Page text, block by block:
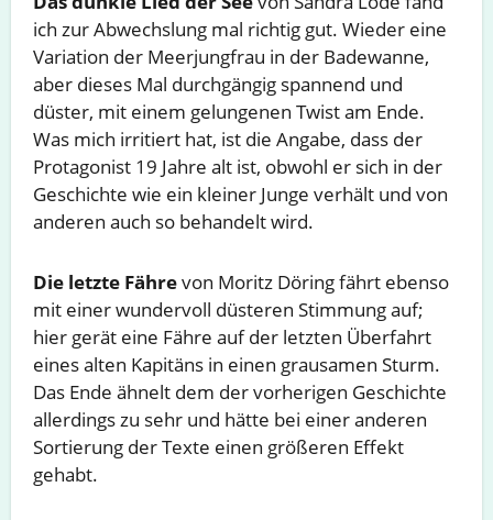
ich zur Abwechslung mal richtig gut. Wieder eine
Variation der Meerjungfrau in der Badewanne,
aber dieses Mal durchgängig spannend und
düster, mit einem gelungenen Twist am Ende.
Was mich irritiert hat, ist die Angabe, dass der
Protagonist 19 Jahre alt ist, obwohl er sich in der
Geschichte wie ein kleiner Junge verhält und von
anderen auch so behandelt wird.
Die letzte Fährevon Moritz Döring fährt ebenso
mit einer wundervoll düsteren Stimmung auf;
hier gerät eine Fähre auf der letzten Überfahrt
eines alten Kapitäns in einen grausamen Sturm.
Das Ende ähnelt dem der vorherigen Geschichte
allerdings zu sehr und hätte bei einer anderen
Sortierung der Texte einen größeren Effekt
gehabt.